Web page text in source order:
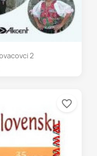
2
favorite_border